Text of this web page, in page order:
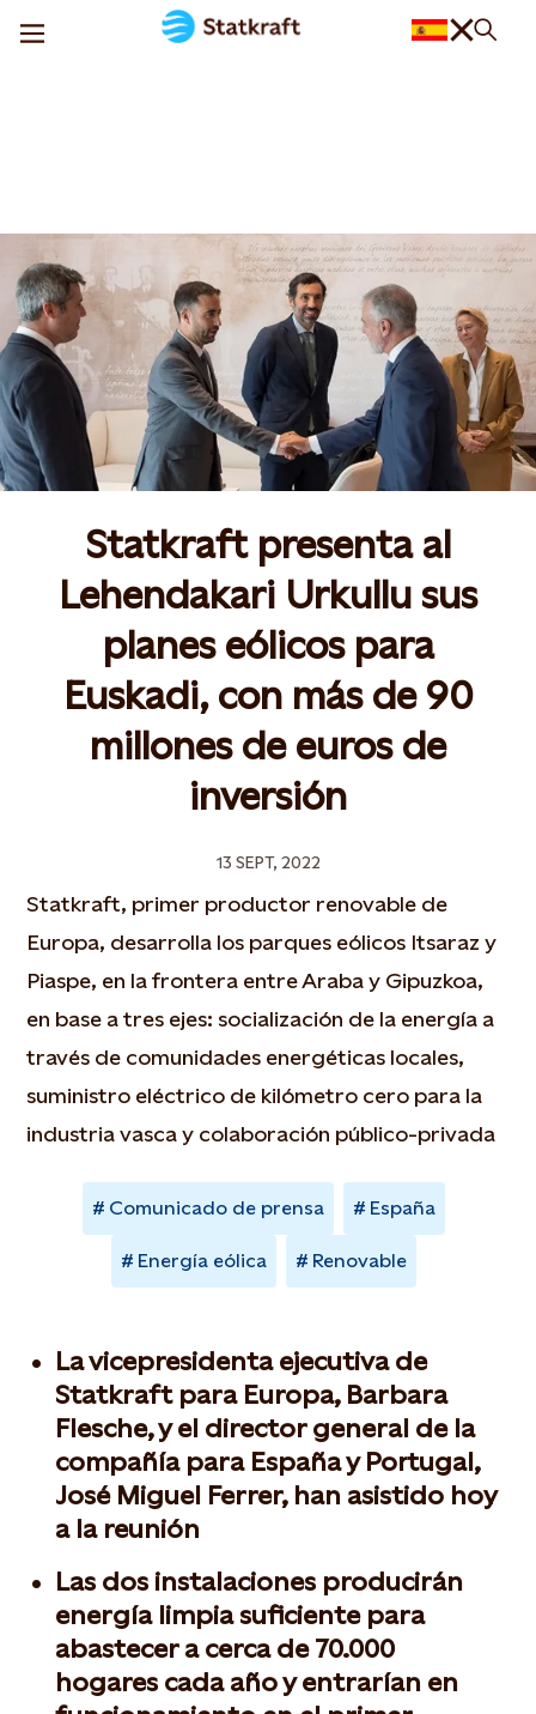
Statkraft presenta al
Lehendakari Urkullu sus
planes eólicos para
Euskadi, con más de 90
millones de euros de
inversión
13 SEPT, 2022
Statkraft, primer productor renovable de
Europa, desarrolla los parques eólicos Itsaraz y
Piaspe, en la frontera entre Araba y Gipuzkoa,
en base a tres ejes: socialización de la energía a
través de comunidades energéticas locales,
suministro eléctrico de kilómetro cero para la
industria vasca y colaboración público-privada
Comunicado de prensa España
Energía eólica Renovable
La vicepresidenta ejecutiva de
Statkraft para Europa, Barbara
Flesche, y el director general de la
compañía para España y Portugal,
José Miguel Ferrer, han asistido hoy
a la reunión
Las dos instalaciones producirán
energía limpia suficiente para
abastecer a cerca de 70.000
hogares cada año y entrarían en